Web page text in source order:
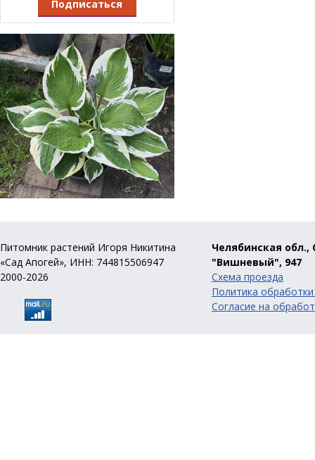
Подписаться
Питомник растений Игоря Никитина
«Сад Апогей», ИНН: 744815506947
2000-2026
Челябинская обл.,
"Вишневый", 947
Схема проезда
Политика
Согласие на